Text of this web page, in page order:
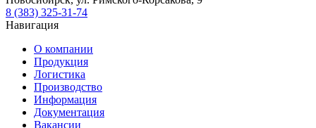
8 (383) 325-31-74
Навигация
О компании
Продукция
Логистика
Производство
Информация
Документация
Вакансии